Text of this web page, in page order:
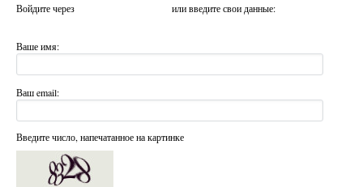
Войдите через или введите свои данные:
Ваше имя:
Ваш email:
Введите число, напечатанное на картинке